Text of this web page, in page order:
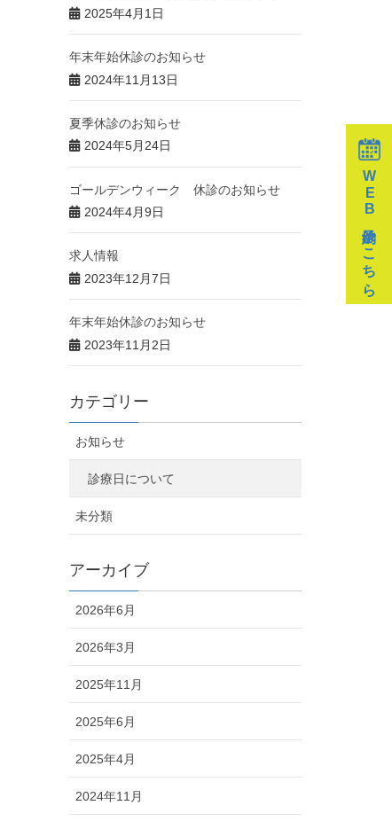
2025年4月1日
年末年始休診のお知らせ
2024年11月13日
夏季休診のお知らせ
2024年5月24日
ゴールデンウィーク 休診のお知らせ
2024年4月9日
求人情報
2023年12月7日
年末年始休診のお知らせ
2023年11月2日
カテゴリー
お知らせ
診療日について
未分類
アーカイブ
2026年6月
2026年3月
2025年11月
2025年6月
2025年4月
2024年11月
WEB予約はこちら